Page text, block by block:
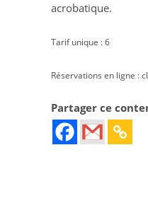
acrobatique.
Tarif unique : 6 
Réservations en ligne :
Partager ce